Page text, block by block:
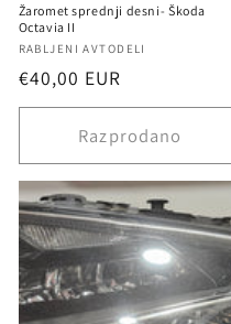
Žaromet sprednji desni- Škoda
Octavia II
Ponudnik:
RABLJENI AVTODELI
Redna
cena
€40,00 EUR
Razprodano